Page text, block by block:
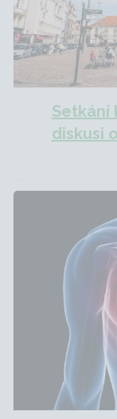
Setkání
diskusi